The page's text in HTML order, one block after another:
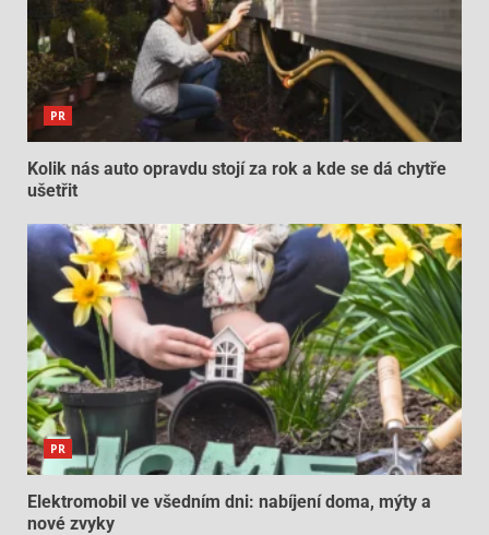
PR
Kolik nás auto opravdu stojí za rok a kde se dá chytře
ušetřit
PR
Elektromobil ve všedním dni: nabíjení doma, mýty a
nové zvyky